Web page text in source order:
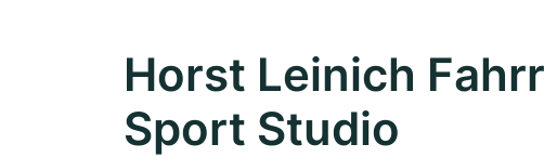
Horst Leinich
Sport Studio